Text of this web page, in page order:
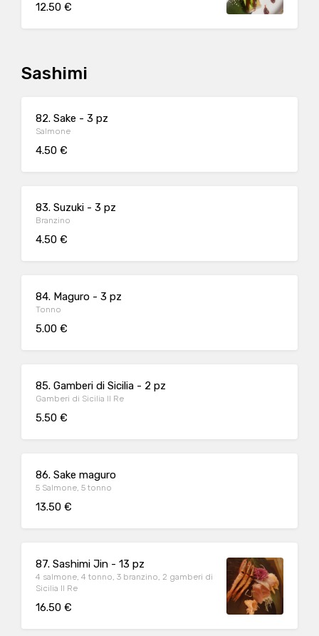
12.50 €
Sashimi
82. Sake - 3 pz
Salmone
4.50 €
83. Suzuki - 3 pz
Branzino
4.50 €
84. Maguro - 3 pz
Tonno
5.00 €
85. Gamberi di Sicilia - 2 pz
Gamberi di Sicilia Il Re
5.50 €
86. Sake maguro
5 Salmone, 5 tonno
13.50 €
87. Sashimi Jin - 13 pz
4 salmone, 4 tonno, 3 branzino, 2 gamberi di
Sicilia Il Re
16.50 €